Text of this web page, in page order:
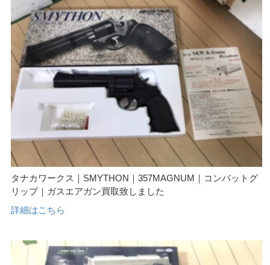
タナカワークス｜SMYTHON｜357MAGNUM｜コンバットグ
リップ｜ガスエアガン買取致しました
詳細はこちら